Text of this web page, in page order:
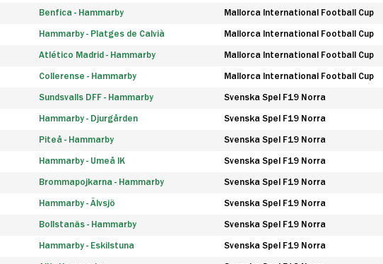
Benfica - Hammarby Mallorca International Football Cup
Hammarby - Platges de Calvià Mallorca International Football Cup
Atlético Madrid - Hammarby Mallorca International Football Cup
Collerense - Hammarby Mallorca International Football Cup
Sundsvalls DFF - Hammarby Svenska Spel F19 Norra
Hammarby - Djurgården Svenska Spel F19 Norra
Piteå - Hammarby Svenska Spel F19 Norra
Hammarby - Umeå IK Svenska Spel F19 Norra
Brommapojkarna - Hammarby Svenska Spel F19 Norra
Hammarby - Älvsjö Svenska Spel F19 Norra
Bollstanäs - Hammarby Svenska Spel F19 Norra
Hammarby - Eskilstuna Svenska Spel F19 Norra